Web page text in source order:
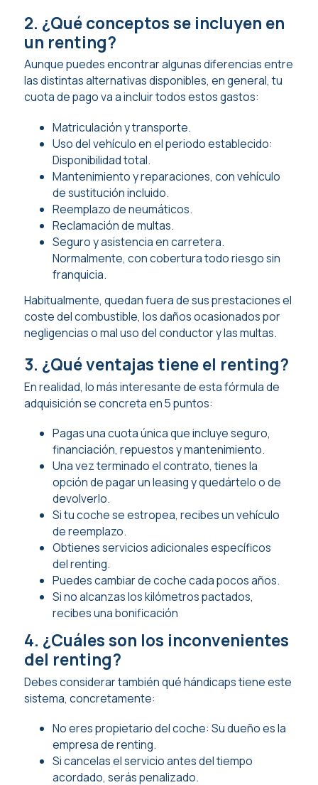
2. ¿Qué conceptos se incluyen en
un renting?
Aunque puedes encontrar algunas diferencias entre
las distintas alternativas disponibles, en general, tu
cuota de pago va a incluir todos estos gastos:
Matriculación y transporte.
Uso del vehículo en el periodo establecido:
Disponibilidad total.
Mantenimiento y reparaciones, con vehículo
de sustitución incluido.
Reemplazo de neumáticos.
Reclamación de multas.
Seguro y asistencia en carretera.
Normalmente, con cobertura todo riesgo sin
franquicia.
Habitualmente, quedan fuera de sus prestaciones el
coste del combustible, los daños ocasionados por
negligencias o mal uso del conductor y las multas.
3. ¿Qué ventajas tiene el renting?
En realidad, lo más interesante de esta fórmula de
adquisición se concreta en 5 puntos:
Pagas una cuota única que incluye seguro,
financiación, repuestos y mantenimiento.
Una vez terminado el contrato, tienes la
opción de pagar un leasing y quedártelo o de
devolverlo.
Si tu coche se estropea, recibes un vehículo
de reemplazo.
Obtienes servicios adicionales específicos
del renting.
Puedes cambiar de coche cada pocos años.
Si no alcanzas los kilómetros pactados,
recibes una bonificación
4. ¿Cuáles son los inconvenientes
del renting?
Debes considerar también qué hándicaps tiene este
sistema, concretamente:
No eres propietario del coche: Su dueño es la
empresa de renting.
Si cancelas el servicio antes del tiempo
acordado, serás penalizado.